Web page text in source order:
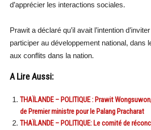
d’apprécier les interactions sociales.
Prawit a déclaré qu’il avait l’intention
participer au développement national, dans
aux conflits dans la nation.
A Lire Aussi:
THAÏLANDE – POLITIQUE : Prawit
de Premier ministre pour le Palang Pracharat
THAÏLANDE – POLITIQUE: Le comité de